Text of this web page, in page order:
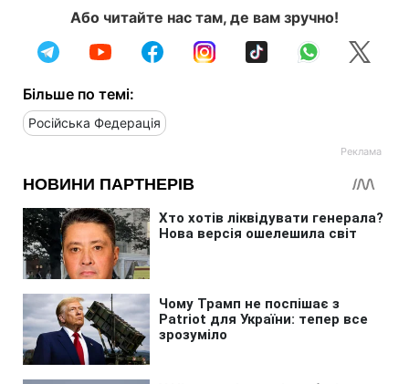
Або читайте нас там, де вам зручно!
Більше по темі:
Російська Федерація